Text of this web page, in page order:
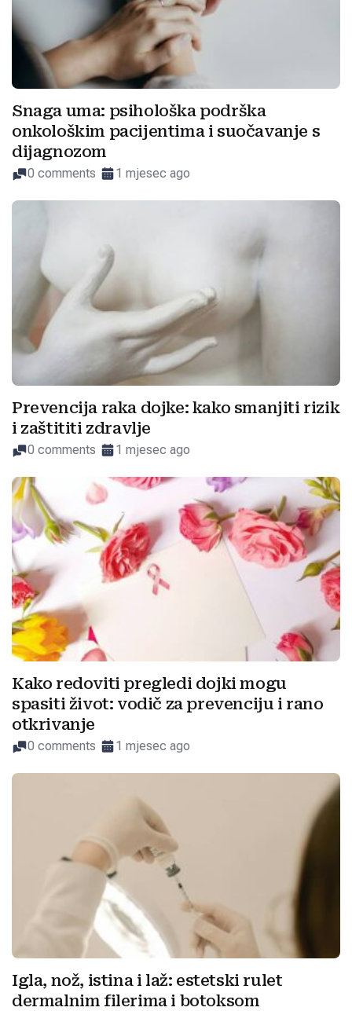
Snaga uma: psihološka podrška
onkološkim pacijentima i suočavanje s
dijagnozom
0 comments 1 mjesec ago
Prevencija raka dojke: kako smanjiti rizik
i zaštititi zdravlje
0 comments 1 mjesec ago
Kako redoviti pregledi dojki mogu
spasiti život: vodič za prevenciju i rano
otkrivanje
0 comments 1 mjesec ago
Igla, nož, istina i laž: estetski rulet
dermalnim filerima i botoksom